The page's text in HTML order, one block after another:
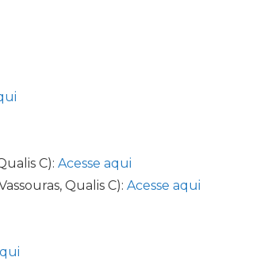
C): Acesse aqui
Qualis C): Acesse aqui